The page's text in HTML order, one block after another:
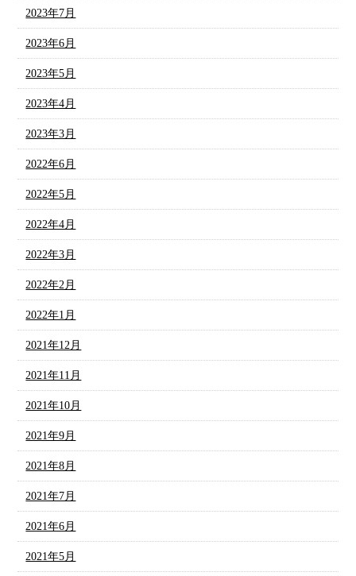
2023年7月
2023年6月
2023年5月
2023年4月
2023年3月
2022年6月
2022年5月
2022年4月
2022年3月
2022年2月
2022年1月
2021年12月
2021年11月
2021年10月
2021年9月
2021年8月
2021年7月
2021年6月
2021年5月